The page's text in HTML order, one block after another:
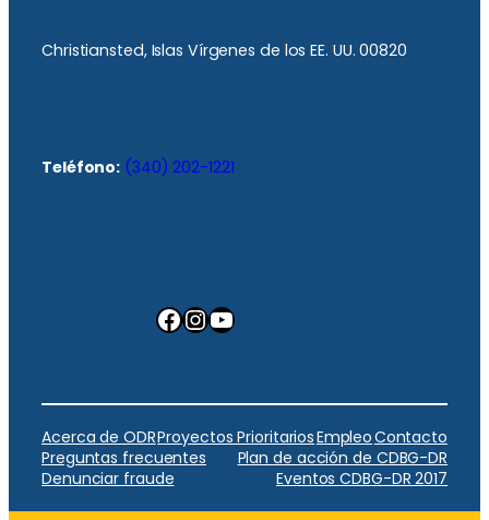
Christiansted, Islas Vírgenes de los EE. UU. 00820
Teléfono: (340) 202-1221
Facebook InstagramYouTube
Acerca de ODRProyectos PrioritariosEmpleoContacto
Preguntas frecuentes
Plan de acción de CDBG-DR
Denunciar fraude
Eventos CDBG-DR 2017